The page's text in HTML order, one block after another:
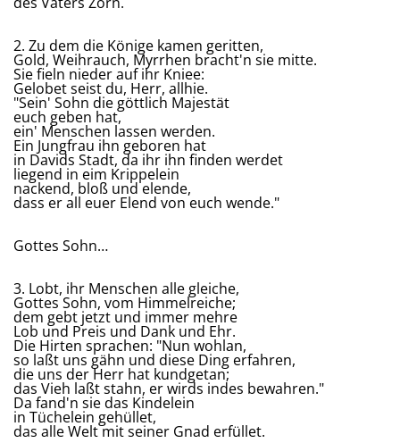
2. Zu dem die Könige kamen geritten,
Gold, Weihrauch, Myrrhen bracht'n sie mitte.
Sie fieln nieder auf ihr Kniee:
Gelobet seist du, Herr, allhie.
"Sein' Sohn die göttlich Majestät
euch geben hat,
ein' Menschen lassen werden.
Ein Jungfrau ihn geboren hat
in Davids Stadt, da ihr ihn finden werdet
liegend in eim Krippelein
nackend, bloß und elende,
dass er all euer Elend von euch wende."
Gottes Sohn…
3. Lobt, ihr Menschen alle gleiche,
Gottes Sohn, vom Himmelreiche;
dem gebt jetzt und immer mehre
Lob und Preis und Dank und Ehr.
Die Hirten sprachen: "Nun wohlan,
so laßt uns gähn und diese Ding erfahren,
die uns der Herr hat kundgetan;
das Vieh laßt stahn, er wirds indes bewahren."
Da fand'n sie das Kindelein
in Tüchelein gehüllet,
das alle Welt mit seiner Gnad erfüllet.